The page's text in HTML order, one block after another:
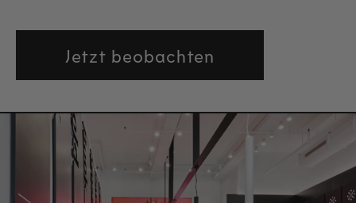
Jetzt beobachten